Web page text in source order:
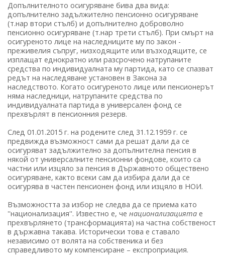
Допълнителното осигуряване бива два вида:
допълнително задължително пенсионно осигуряване
(т.нар втори стълб) и допълнително доброволно
пенсионно осигуряване (т.нар трети стълб). При смърт на
осигуреното лице на наследниците му по закон -
преживелия съпруг, низходящите или възходящите, се
изплащат еднократно или разсрочено натрупаните
средства по индивидуалната му партида, като се спазват
редът на наследяване установен в Закона за
наследството. Когато осигуреното лице или пенсионерът
няма наследници, натрупаните средства по
индивидуалната партида в универсален фонд се
прехвърлят в пенсионния резерв.
След 01.01.2015 г. на родените след 31.12.1959 г. се
предвижда възможност сами да решат дали да се
осигуряват задължително за допълнителна пенсия в
някой от универсалните пенсионни фондове, които са
частни или изцяло за пенсия в Държавното обществено
осигуряване, както всеки сам да избира дали да се
осигурява в частен пенсионен фонд или изцяло в НОИ.
Възможността за избор не следва да се приема като
''национализация''. Известно е, че национализацията е
прехвърлянето (трансформацията) на частна собственост
в държавна такава. Исторически това е ставало
независимо от волята на собственика и без
справедливото му компенсиране – експроприация.